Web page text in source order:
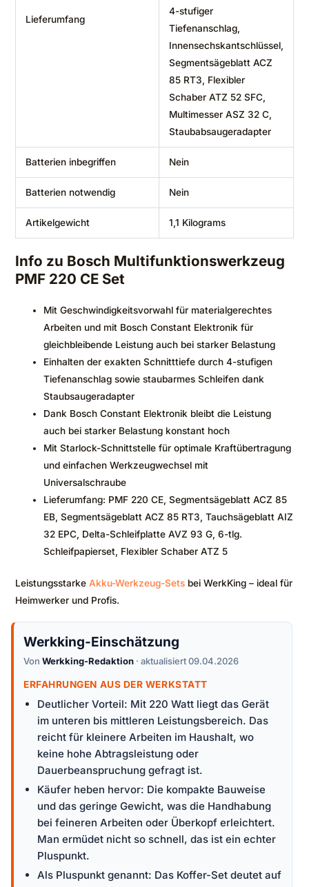
Lieferumfang
4-stufiger
Tiefenanschlag,
Innensechskantschlüssel,
Segmentsägeblatt ACZ
85 RT3, Flexibler
Schaber ATZ 52 SFC,
Multimesser ASZ 32 C,
Staubabsaugeradapter
Batterien inbegriffen ‎Nein
Batterien notwendig ‎Nein
Artikelgewicht ‎1,1 Kilograms
Info zu Bosch Multifunktionswerkzeug
PMF 220 CE Set
Mit Geschwindigkeitsvorwahl für materialgerechtes
Arbeiten und mit Bosch Constant Elektronik für
gleichbleibende Leistung auch bei starker Belastung
Einhalten der exakten Schnitttiefe durch 4-stufigen
Tiefenanschlag sowie staubarmes Schleifen dank
Staubsaugeradapter
Dank Bosch Constant Elektronik bleibt die Leistung
auch bei starker Belastung konstant hoch
Mit Starlock-Schnittstelle für optimale Kraftübertragung
und einfachen Werkzeugwechsel mit
Universalschraube
Lieferumfang: PMF 220 CE, Segmentsägeblatt ACZ 85
EB, Segmentsägeblatt ACZ 85 RT3, Tauchsägeblatt AIZ
32 EPC, Delta-Schleifplatte AVZ 93 G, 6-tlg.
Schleifpapierset, Flexibler Schaber ATZ 5
Leistungsstarke Akku-Werkzeug-Sets bei WerkKing – ideal für
Heimwerker und Profis.
Werkking-Einschätzung
Von Werkking-Redaktion · aktualisiert 09.04.2026
ERFAHRUNGEN AUS DER WERKSTATT
Deutlicher Vorteil: Mit 220 Watt liegt das Gerät
im unteren bis mittleren Leistungsbereich. Das
reicht für kleinere Arbeiten im Haushalt, wo
keine hohe Abtragsleistung oder
Dauerbeanspruchung gefragt ist.
Käufer heben hervor: Die kompakte Bauweise
und das geringe Gewicht, was die Handhabung
bei feineren Arbeiten oder Überkopf erleichtert.
Man ermüdet nicht so schnell, das ist ein echter
Pluspunkt.
Als Pluspunkt genannt: Das Koffer-Set deutet auf